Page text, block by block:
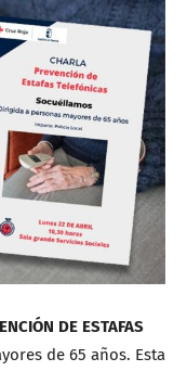
DE ESTAFAS
de 65 años. Esta